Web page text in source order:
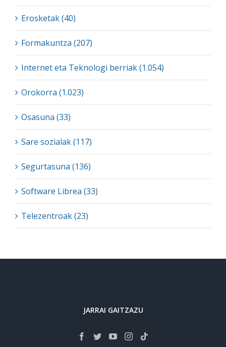
Erosketak (40)
Formakuntza (207)
Internet eta Teknologi berriak (1.054)
Orokorra (1.023)
Osasuna (33)
Sare sozialak (117)
Segurtasuna (136)
Software Librea (33)
Telezentroak (23)
JARRAI GAITZAZU